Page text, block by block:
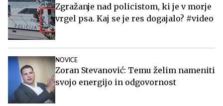
Zgražanje nad policistom, ki je v morje
vrgel psa. Kaj se je res dogajalo? #video
NOVICE
Zoran Stevanović: Temu želim nameniti
svojo energijo in odgovornost